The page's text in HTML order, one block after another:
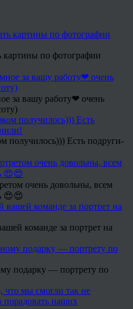
картины по фотографии
за вашу работу❤ очень
получилось))) Есть подруги-
очень довольны, всем
😍😍
команде за портрет на
подарку — портрету по